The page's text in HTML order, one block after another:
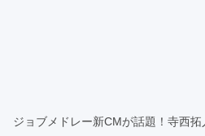
ジョブメドレー新CMが話題！寺西